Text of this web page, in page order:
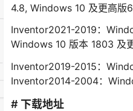
4.8, Windows 10 及更高版
Inventor2021-2019：
Windows 10 版本 1803 及
Inventor2019-2015：
Inventor2014-2004：
# 下载地址